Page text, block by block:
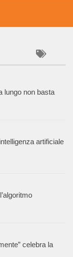
lungo non basta
artificiale
celebra la